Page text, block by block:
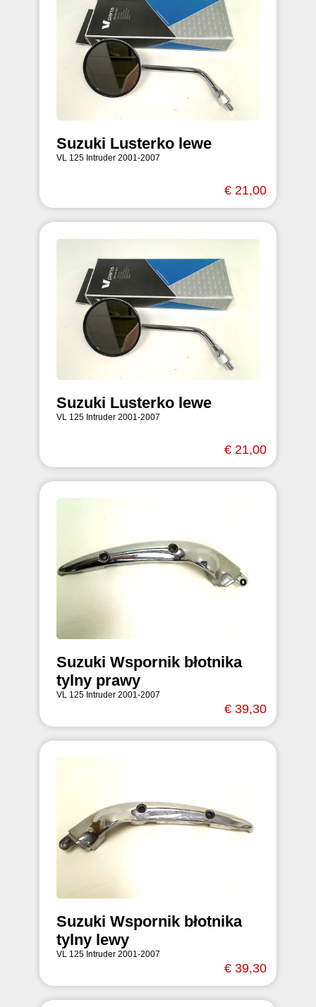
Suzuki Lusterko lewe
VL 125 Intruder 2001-2007
€ 21,00
Suzuki Lusterko lewe
VL 125 Intruder 2001-2007
€ 21,00
Suzuki Wspornik błotnika
tylny prawy
VL 125 Intruder 2001-2007
€ 39,30
Suzuki Wspornik błotnika
tylny lewy
VL 125 Intruder 2001-2007
€ 39,30